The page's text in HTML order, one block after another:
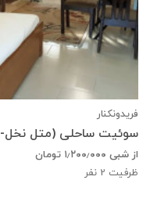
فریدونکنار
سوئیت ساحلی (متل نخل-104)
از شبی ۱٫۲۰۰٫۰۰۰ تومان
ظرفیت 2 نفر